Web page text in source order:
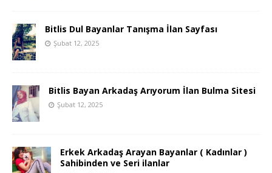
Bitlis Dul Bayanlar Tanışma İlan Sayfası
Şubat 12, 2025
Bitlis Bayan Arkadaş Arıyorum İlan Bulma Sitesi
Şubat 12, 2025
Erkek Arkadaş Arayan Bayanlar ( Kadınlar )
Sahibinden ve Seri ilanlar